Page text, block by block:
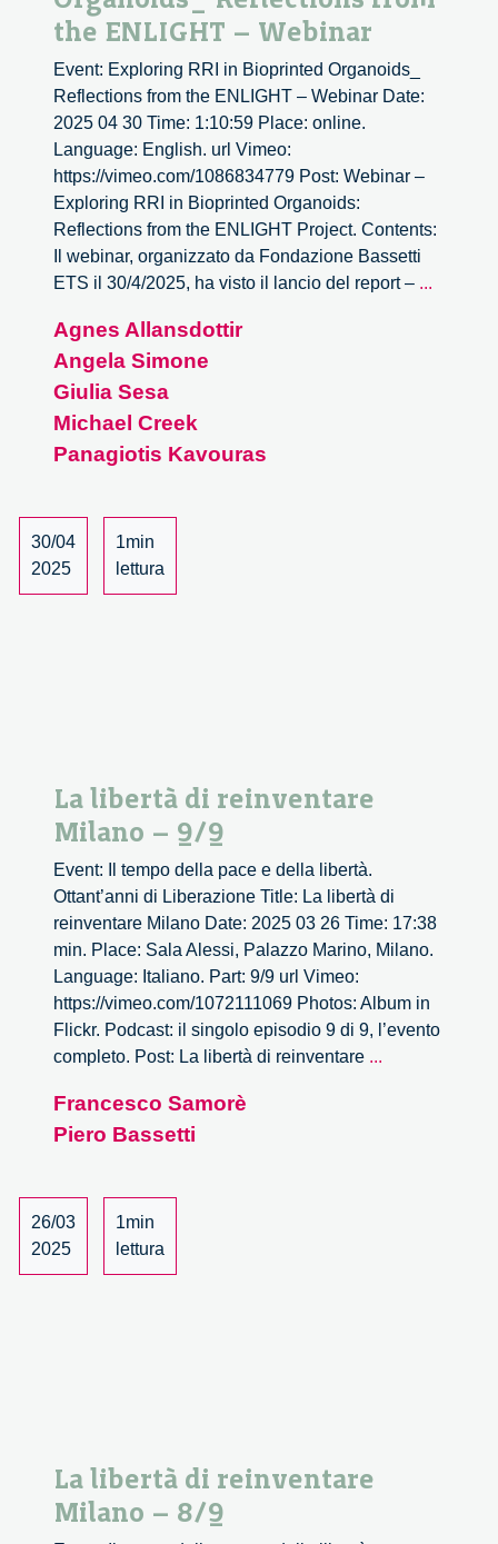
the ENLIGHT – Webinar
Event: Exploring RRI in Bioprinted Organoids_
Reflections from the ENLIGHT – Webinar Date:
2025 04 30 Time: 1:10:59 Place: online.
Language: English. url Vimeo:
https://vimeo.com/1086834779 Post: Webinar –
Exploring RRI in Bioprinted Organoids:
Reflections from the ENLIGHT Project. Contents:
Il webinar, organizzato da Fondazione Bassetti
ETS il 30/4/2025, ha visto il lancio del report – ...
Agnes Allansdottir
Angela Simone
Giulia Sesa
Michael Creek
Panagiotis Kavouras
30/04
2025
1min
lettura
La libertà di reinventare
Milano – 9/9
Event: Il tempo della pace e della libertà.
Ottant’anni di Liberazione Title: La libertà di
reinventare Milano Date: 2025 03 26 Time: 17:38
min. Place: Sala Alessi, Palazzo Marino, Milano.
Language: Italiano. Part: 9/9 url Vimeo:
https://vimeo.com/1072111069 Photos: Album in
Flickr. Podcast: il singolo episodio 9 di 9, l’evento
completo. Post: La libertà di reinventare ...
Francesco Samorè
Piero Bassetti
26/03
2025
1min
lettura
La libertà di reinventare
Milano – 8/9